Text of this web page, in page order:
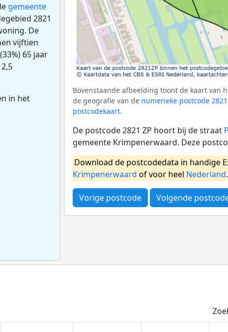
gemeente
2821
De
vijftien
65 jaar
in het
Bovenstaande afbeelding toont de kaart van
de geografie van de numerieke postcode 2821
postcodekaart.
De postcode 2821 ZP hoort bij de straat
gemeente Krimpenerwaard. Deze
Download de postcodedata in handige
Krimpenerwaard of voor heel Nederland.
Vorige postcode Volgende